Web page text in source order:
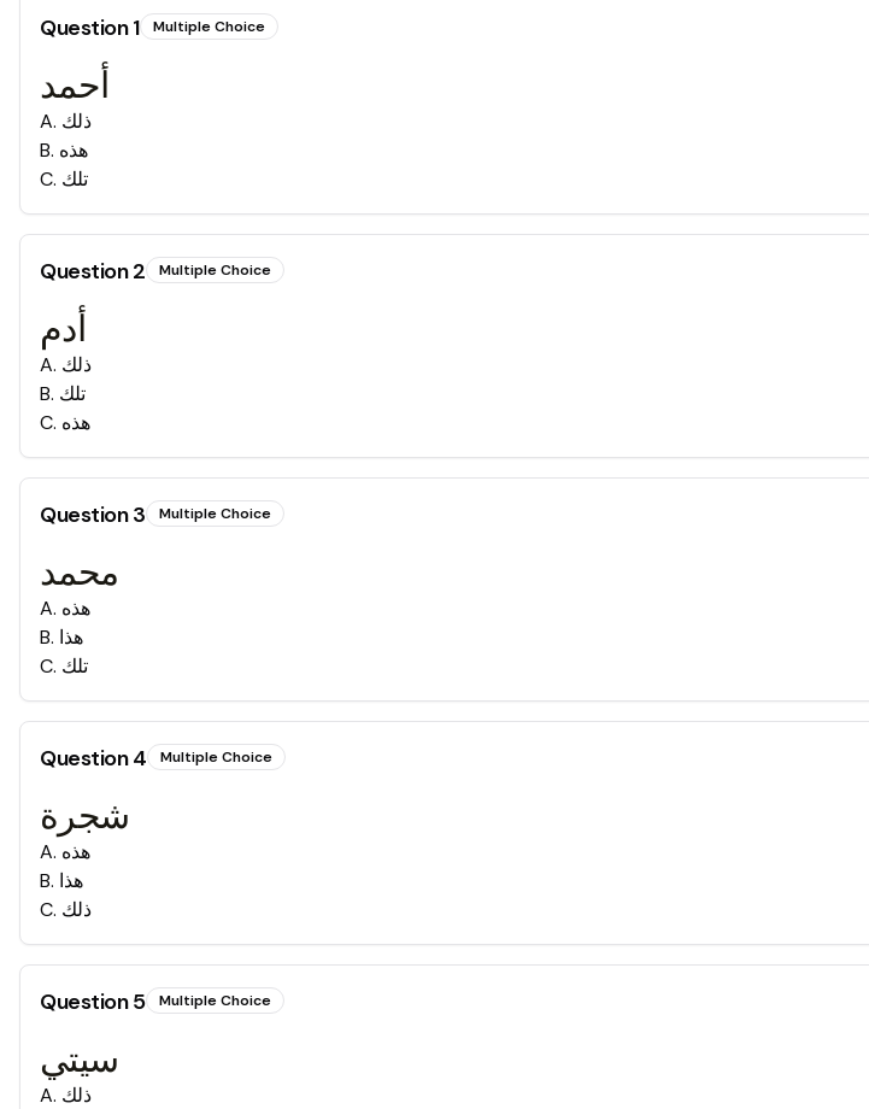
Question1 Multiple Choice
أحمد
A. ذلك
B. هذه
C. تلك
Question2 Multiple Choice
أدم
A. ذلك
B. تلك
C. هذه
Question3 Multiple Choice
محمد
A. هذه
B. هذا
C. تلك
Question4 Multiple Choice
شجرة
A. هذه
B. هذا
C. ذلك
Question5 Multiple Choice
سيتي
A. ذلك